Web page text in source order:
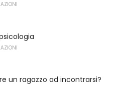
un ragazzo ad incontrarsi?